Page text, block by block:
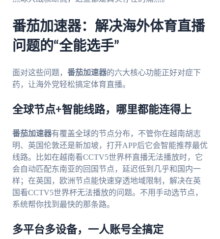
番茄加速器：解决海外体育直播
问题的“全能选手”
面对这些问题， 番茄加速器的六大核心功能正好对症下
药，让海外党轻松搞定体育直播。
全球节点+智能线路，哪里都能连得上
番茄加速器有覆盖全球的节点分布，不管你在越南胡志
明、英国伦敦还是新加坡，打开APP后它会智能推荐最优
线路。比如在越南看CCTV5世界杯直播无法播放时，它
会自动匹配东南亚的回国节点，延迟低到几乎和国内一
样；在英国，欧洲节点能快速穿透地域限制，解决在英
国看CCTV5世界杯无法播放的问题。不用手动选节点，
系统帮你找到最快的那条路。
多平台多设备，一人账号全搞定